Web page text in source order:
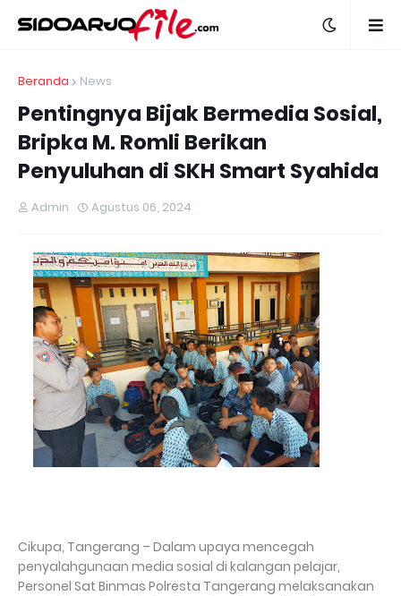
Beranda News
Pentingnya Bijak Bermedia Sosial,
Bripka M. Romli Berikan
Penyuluhan di SKH Smart Syahida
Admin Agustus 06, 2024
Cikupa, Tangerang – Dalam upaya mencegah
penyalahgunaan media sosial di kalangan pelajar,
Personel Sat Binmas Polresta Tangerang melaksanakan